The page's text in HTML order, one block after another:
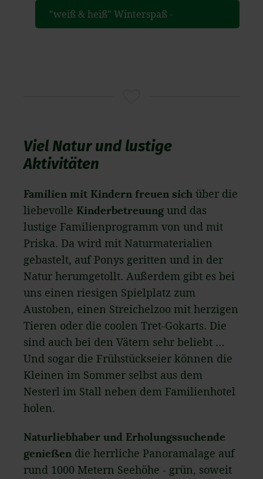
"weiß & heiß" Winterspaß -
Viel Natur und lustige
Aktivitäten
Familien mit Kindern freuen sich über die
liebevolle Kinderbetreuung und das
lustige Familienprogramm von und mit
Priska. Da wird mit Naturmaterialien
gebastelt, auf Ponys geritten und in der
Natur herumgetollt. Außerdem gibt es bei
uns einen riesigen Spielplatz zum
Austoben, einen Streichelzoo mit herzigen
Tieren oder die coolen Tret-Gokarts. Die
sind auch bei den Vätern sehr beliebt …
Und sogar die Frühstückseier können die
Kleinen im Sommer selbst aus dem
Nesterl im Stall neben dem Familienhotel
holen.
Naturliebhaber und Erholungssuchende
genießen die herrliche Panoramalage auf
rund 1000 Metern Seehöhe - grün, soweit